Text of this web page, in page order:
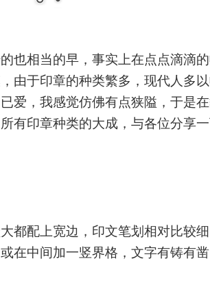
也相当的早，事实上在点点滴滴的
由于印章的种类繁多，现代人多
爱，我感觉仿佛有点狭隘，于是
有印章种类的大成，与各位分享
都配上宽边，印文笔划相对比较
在中间加一竖界格，文字有铸有凿